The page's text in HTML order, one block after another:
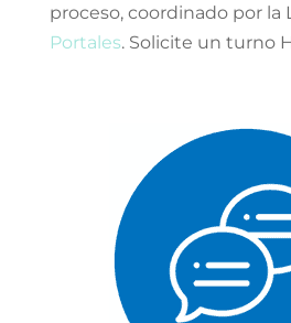
proceso, coordinado por la
Portales. Solicite un turno